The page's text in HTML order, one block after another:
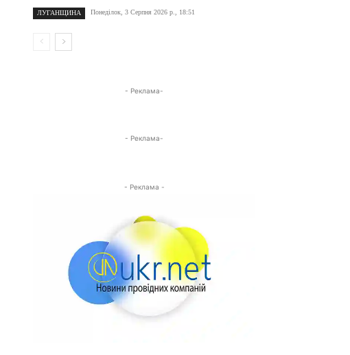
ЛУГАНЩИНА Понеділок, 3 Серпня 2026 р., 18:51
- Реклама-
- Реклама-
- Реклама -